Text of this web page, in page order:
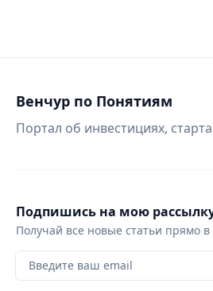
Венчур по Понятиям
Портал об инвестициях,
Подпишись на мою
Получай все новые статьи прямо в
Введите ваш email